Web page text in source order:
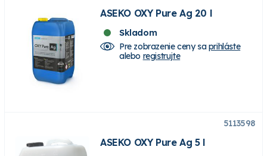
ASEKO OXY Pure Ag 20 l
Skladom
Pre zobrazenie ceny saprihláste
alebo registrujte
5113598
ASEKO OXY Pure Ag 5 l